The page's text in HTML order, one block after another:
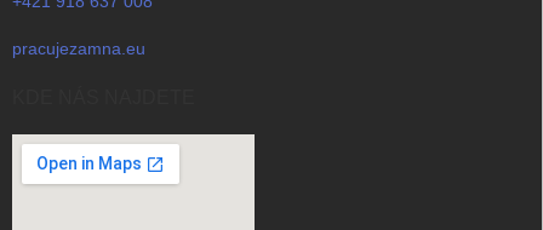
pracujezamna.eu